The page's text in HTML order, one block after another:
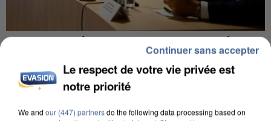
INCENDIES : L’ÎLE-DE-FRANCE LANCE UN ÉLAN
DE SOLIDARITÉ AVEC LES...
Le respect de votre vie privée est
notre priorité
We and our (447) partnersdo the following data processing based on
Continuer sans accepter